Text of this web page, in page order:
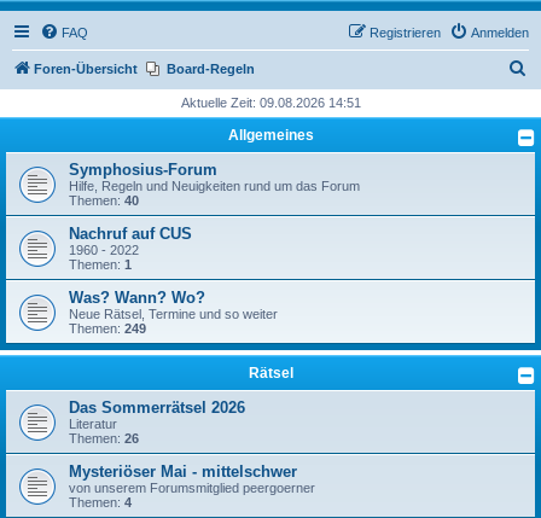
FAQ Anmelden
Registrieren
Foren-Übersicht Board-Regeln
h
Aktuelle Zeit: 09.08.2026 14:51
Allgemeines
Symphosius-Forum
Hilfe, Regeln und Neuigkeiten rund um das Forum
Themen: 40
Nachruf auf CUS
1960 - 2022
Themen: 1
Was? Wann? Wo?
Neue Rätsel, Termine und so weiter
Themen: 249
Rätsel
Das Sommerrätsel 2026
Literatur
Themen: 26
Mysteriöser Mai - mittelschwer
von unserem Forumsmitglied peergoerner
Themen: 4